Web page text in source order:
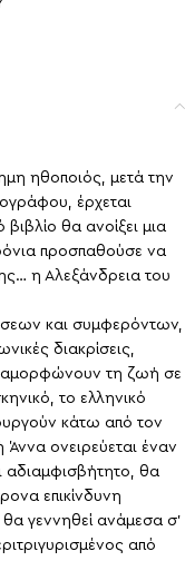
ηθοποιός, μετά την
έρχεται
θα ανοίξει μια
προσπαθούσε να
η Αλεξάνδρεια του
και συμφερόντων,
διακρίσεις,
διαμορφώνουν τη ζωή σε
το ελληνικό
κάτω από τον
ονειρεύεται έναν
αδιαμφισβήτητο, θα
επικίνδυνη
γεννηθεί ανάμεσα σ’
από